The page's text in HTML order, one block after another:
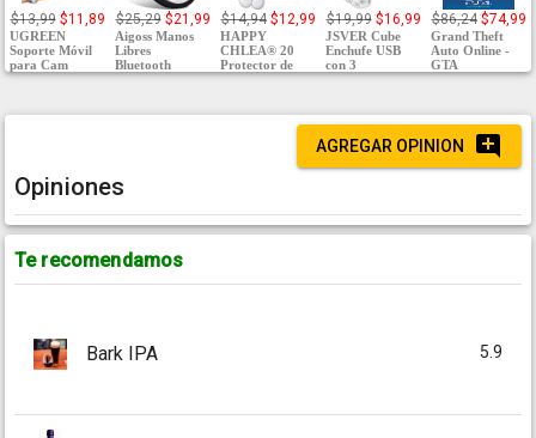
$13,99 $11,89
UGREEN
Soporte Móvil
para Cam
$25,29 $21,99
Aigoss Manos
Libres
Bluetooth
$14,94 $12,99
HAPPY
CHLEA® 20
Protector de
$19,99 $16,99
JSVER Cube
Enchufe USB
con 3
$86,24 $74,99
Grand Theft
Auto Online -
GTA
AGREGAR OPINION
Opiniones
Te recomendamos
Bark IPA 5.9